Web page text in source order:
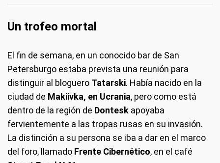
Un trofeo mortal
El fin de semana, en un conocido bar de San
Petersburgo estaba prevista una reunión para
distinguir al bloguero Tatarski. Había nacido en la
ciudad de Makiivka, en Ucrania, pero como está
dentro de la región de Dontesk apoyaba
fervientemente a las tropas rusas en su invasión.
La distinción a su persona se iba a dar en el marco
del foro, llamado Frente Cibernético, en el café